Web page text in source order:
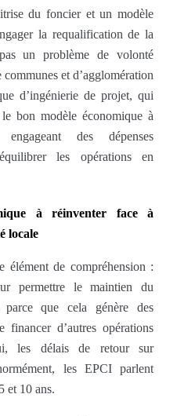
du foncier et un modèle
la requalification de la
un problème de volonté
et d’agglomération
d’ingénierie de projet, qui
bon modèle économique à
des dépenses
les opérations en
à réinventer face à
locale
élément de compréhension :
permettre le maintien du
parce que cela génère des
financer d’autres opérations
les délais de retour sur
les EPCI parlent
et 10 ans.